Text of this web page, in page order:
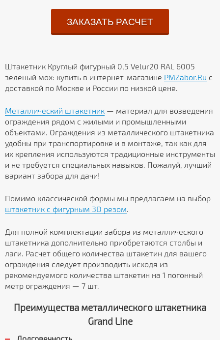
ЗАКАЗАТЬ РАСЧЕТ
Штакетник Круглый фигурный 0,5 Velur20 RAL 6005
зеленый мох: купить в интернет-магазине PMZabor.Ru с
доставкой по Москве и России по низкой цене.
Металлический штакетник — материал для возведения
ограждения рядом с жилыми и промышленными
объектами. Ограждения из металлического штакетника
удобны при транспортировке и в монтаже, так как для
их крепления используются традиционные инструменты
и не требуется специальных навыков. Пожалуй, лучший
вариант забора для дачи!
Помимо классической формы мы предлагаем на выбор
штакетник с фигурным 3D резом
Для полной комплектации забора из металлического
штакетника дополнительно приобретаются столбы и
лаги. Расчет общего количества штакетин для вашего
ограждения следует производить исходя из
рекомендуемого количества штакетин на 1 погонный
метр ограждения — 7 шт.
Преимущества металлического штакетника
Grand Line